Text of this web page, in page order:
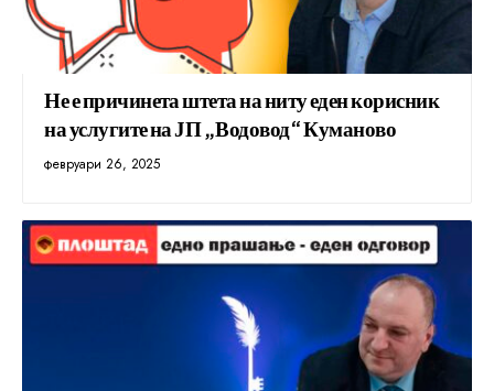
Не е причинета штета на ниту еден корисник
на услугите на ЈП „Водовод“ Куманово
февруари 26, 2025